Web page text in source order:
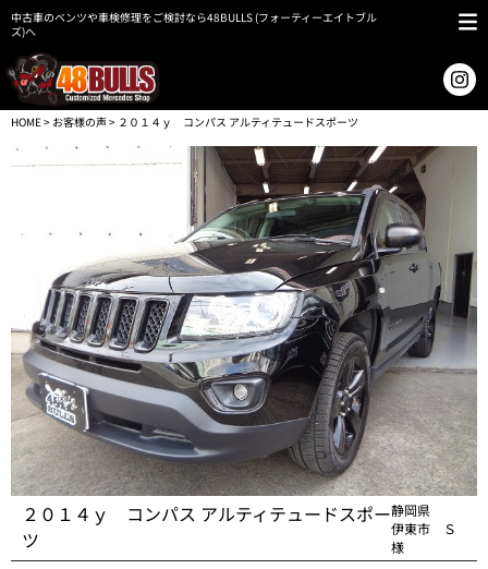
中古車のベンツや車検修理をご検討なら48BULLS (フォーティーエイトブル
ズ)へ
HOME> お客様の声> ２０１４ｙ コンパス アルティテュードスポーツ
２０１４ｙ コンパス アルティテュードスポー
ツ
静岡県
伊東市 Ｓ
様